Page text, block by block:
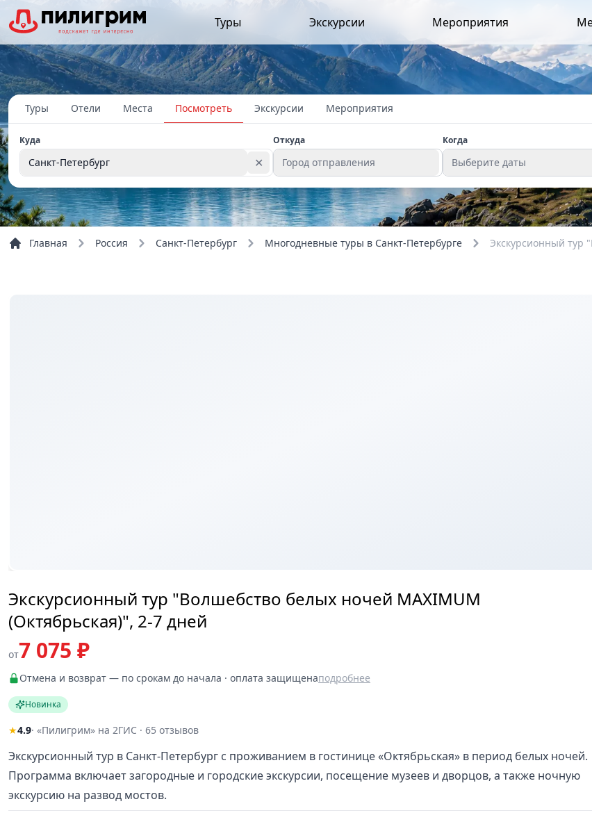
Туры Экскурсии Мероприятия
Туры Отели Места Посмотреть Экскурсии Мероприятия
Куда
Санкт-Петербург ✕
Откуда
Город отправления
Когда
Выберите даты
Главная Россия Санкт-Петербург Многодневные туры в Санкт-Петербурге Экскурсионный тур
Экскурсионный тур "Волшебство белых ночей MAXIMUM
(Октябрьская)", 2-7 дней
от7 075 ₽
Отмена и возврат — по срокам до начала · оплата защищенаподробнее
Новинка
★4.9· «Пилигрим» на 2ГИС · 65 отзывов
Экскурсионный тур в Санкт-Петербург с проживанием в гостинице «Октябрьская» в период белых ночей.
Программа включает загородные и городские экскурсии, посещение музеев и дворцов, а также ночную
экскурсию на развод мостов.